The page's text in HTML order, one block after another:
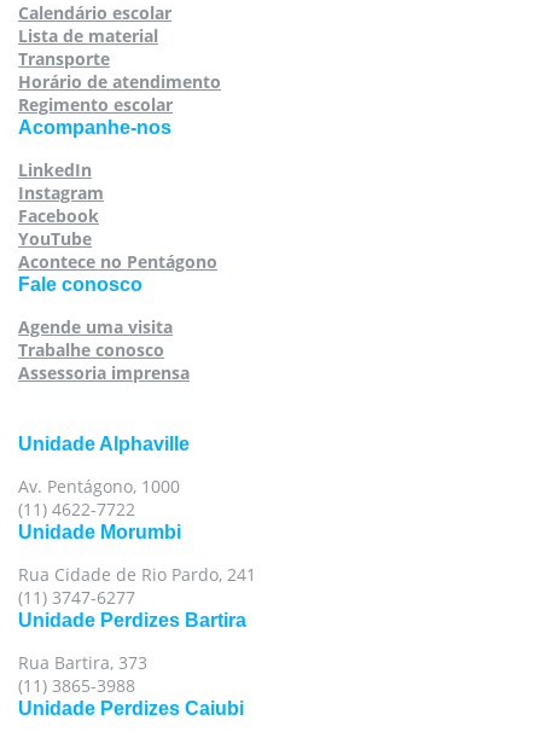
Calendário escolar
Lista de material
Transporte
Horário de atendimento
Regimento escolar
Acompanhe-nos
LinkedIn
Instagram
Facebook
YouTube
Acontece no Pentágono
Fale conosco
Agende uma visita
Trabalhe conosco
Assessoria imprensa
Unidade Alphaville
Av. Pentágono, 1000
(11) 4622-7722
Unidade Morumbi
Rua Cidade de Rio Pardo, 241
(11) 3747-6277
Unidade Perdizes Bartira
Rua Bartira, 373
(11) 3865-3988
Unidade Perdizes Caiubi